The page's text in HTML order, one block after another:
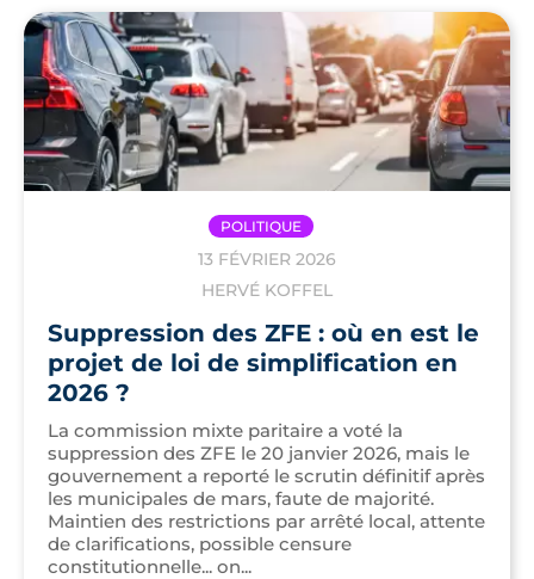
POLITIQUE
13 FÉVRIER 2026
HERVÉ KOFFEL
Suppression des ZFE : où en est le
projet de loi de simplification en
2026 ?
La commission mixte paritaire a voté la
suppression des ZFE le 20 janvier 2026, mais le
gouvernement a reporté le scrutin définitif après
les municipales de mars, faute de majorité.
Maintien des restrictions par arrêté local, attente
de clarifications, possible censure
constitutionnelle... on...